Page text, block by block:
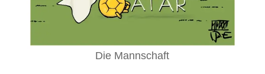
Die Mannschaft